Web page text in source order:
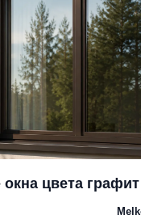
цвета графит